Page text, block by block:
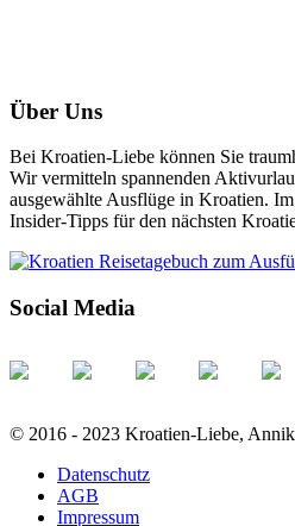
Über Uns
Bei Kroatien-Liebe können Sie
Wir vermitteln spannenden
ausgewählte Ausflüge in Kroatien.
Insider-Tipps für den nächsten
Social Media
© 2016 - 2023 Kroatien-Liebe,
Datenschutz
AGB
Impressum